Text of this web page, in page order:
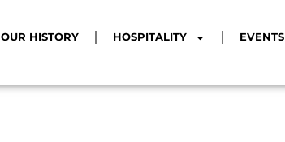
OUR HISTORY HOSPITALITY EVENTS